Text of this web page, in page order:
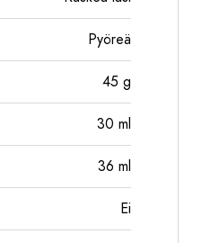
Pyöreä
45 g
30 ml
36 ml
Ei